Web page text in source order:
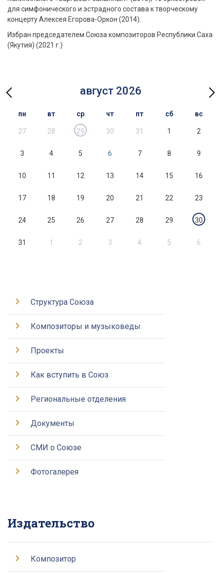
для симфонического и эстрадного состава к творческому
концерту Алексея Егорова-Оркон (2014).
Избран председателем Союза композиторов Республики Саха
(Якутия) (2021 г.)
август 2026
пн вт ср чт пт сб вс
27 28 29 30 31 1 2
3 4 5 6 7 8 9
10 11 12 13 14 15 16
17 18 19 20 21 22 23
24 25 26 27 28 29 30
31 1 2 3 4 5 6
Структура Союза
Композиторы и музыковеды
Проекты
Как вступить в Союз
Региональные отделения
Документы
СМИ о Союзе
Фотогалерея
Издательство
Композитор